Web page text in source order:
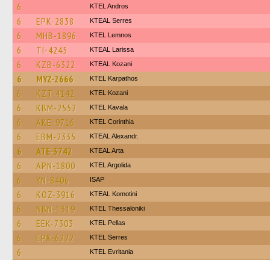
6 KTEL Andros
6 EPK-2838 KTEAL Serres
6 MHB-1896 KTEL Lemnos
6 TI-4245 KTEAL Larissa
6 KZB-6322 KTEAL Kozani
6 MYZ-2666 ΚΤΕL Karpathos
6 KZT-4142 ΚΤΕL Kozani
6 KBM-2552 KTEL Kavala
6 AKE-9716 KTEL Corinthia
6 EBM-2335 KTEAL Alexandr.
6 ATE-3742 KTEAL Arta
6 APN-1800 KTEL Argolida
6 YN-8406 ISAP
6 KOZ-3916 KTEAL Komotini
6 NBN-1319 KTEL Thessaloniki
6 EEK-7303 KTEL Pellas
6 EPK-6222 KTEL Serres
6 ΚΤΕL Evritania